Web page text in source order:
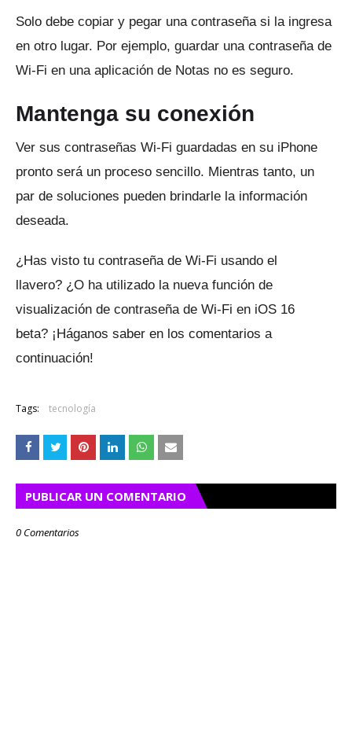
Solo debe copiar y pegar una contraseña si la ingresa
en otro lugar. Por ejemplo, guardar una contraseña de
Wi-Fi en una aplicación de Notas no es seguro.
Mantenga su conexión
Ver sus contraseñas Wi-Fi guardadas en su iPhone
pronto será un proceso sencillo. Mientras tanto, un
par de soluciones pueden brindarle la información
deseada.
¿Has visto tu contraseña de Wi-Fi usando el
llavero? ¿O ha utilizado la nueva función de
visualización de contraseña de Wi-Fi en iOS 16
beta? ¡Háganos saber en los comentarios a
continuación!
Tags: tecnología
PUBLICAR UN COMENTARIO
0 Comentarios